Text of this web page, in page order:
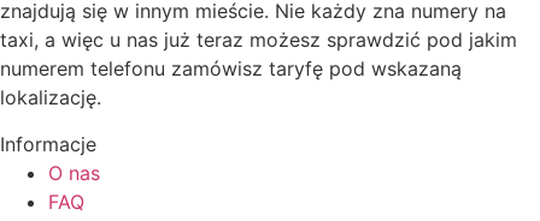
znajdują się w innym mieście. Nie każdy zna numery na
taxi, a więc u nas już teraz możesz sprawdzić pod jakim
numerem telefonu zamówisz taryfę pod wskazaną
lokalizację.
Informacje
O nas
FAQ